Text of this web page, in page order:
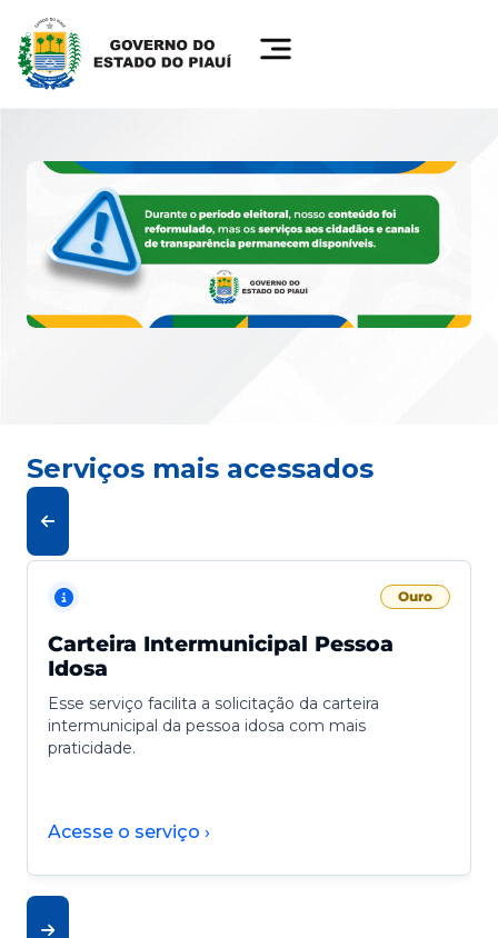
Serviços mais acessados
Ouro
Carteira Intermunicipal Pessoa
Idosa
Esse serviço facilita a solicitação da carteira
intermunicipal da pessoa idosa com mais
praticidade.
Acesse o serviço ›